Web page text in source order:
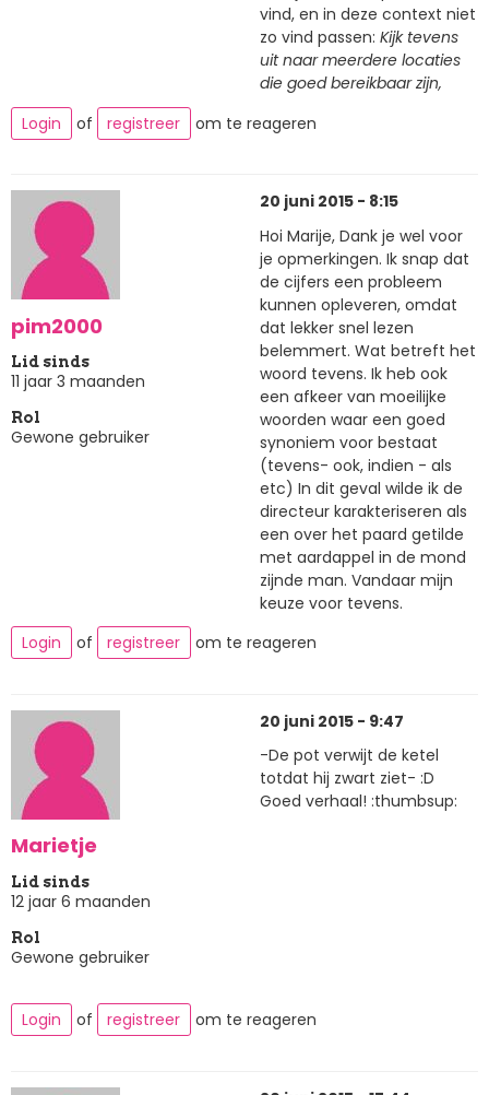
vind, en in deze context niet
zo vind passen: Kijk tevens
uit naar meerdere locaties
die goed bereikbaar zijn,
Login
of registreer om te reageren
pim2000
Lid sinds
11 jaar 3 maanden
Rol
Gewone gebruiker
20 juni 2015 - 8:15
Hoi Marije, Dank je wel voor
je opmerkingen. Ik snap dat
de cijfers een probleem
kunnen opleveren, omdat
dat lekker snel lezen
belemmert. Wat betreft het
woord tevens. Ik heb ook
een afkeer van moeilijke
woorden waar een goed
synoniem voor bestaat
(tevens- ook, indien - als
etc) In dit geval wilde ik de
directeur karakteriseren als
een over het paard getilde
met aardappel in de mond
zijnde man. Vandaar mijn
keuze voor tevens.
Login
of registreer om te reageren
Marietje
Lid sinds
12 jaar 6 maanden
Rol
Gewone gebruiker
20 juni 2015 - 9:47
-De pot verwijt de ketel
totdat hij zwart ziet- :D
Goed verhaal! :thumbsup:
Login of registreer om te reageren